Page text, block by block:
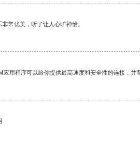
常优美，听了让人心旷神怡。
应用程序可以给你提供最高速度和安全性的连接，并